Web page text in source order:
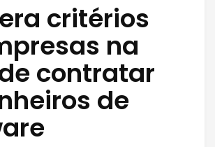
critérios
na
contratar
de